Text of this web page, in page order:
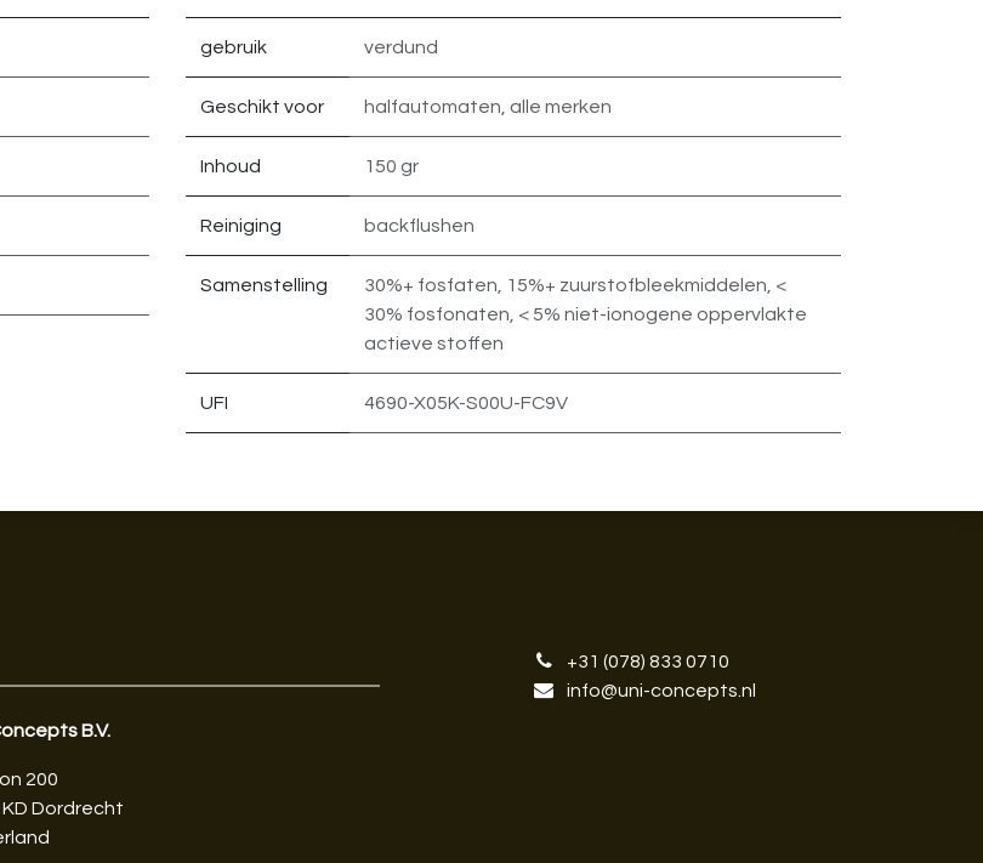
gebruik verdund
Geschikt voor halfautomaten, alle merken
Inhoud 150 gr
Reiniging backflushen
Samenstelling 30%+ fosfaten, 15%+ zuurstofbleekmiddelen, <
30% fosfonaten, < 5% niet-ionogene oppervlakte
actieve stoffen
UFI 4690-X05K-S00U-FC9V
B.V.​
200
KD Dordrecht
+31 (078) 833 0710
info@uni-concepts.nl